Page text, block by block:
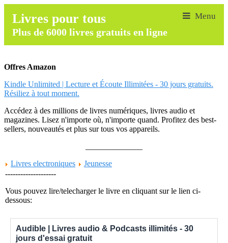
Livres pour tous
Plus de 6000 livres gratuits en ligne
Offres Amazon
Kindle Unlimited | Lecture et Écoute Illimitées - 30 jours gratuits.
Résiliez à tout moment.
Accédez à des millions de livres numériques, livres audio et
magazines. Lisez n'importe où, n'importe quand. Profitez des best-
sellers, nouveautés et plus sur tous vos appareils.
Livres electroniques
Jeunesse
--------------------
Vous pouvez lire/telecharger le livre en cliquant sur le lien ci-
dessous:
Audible | Livres audio & Podcasts illimités - 30
jours d'essai gratuit